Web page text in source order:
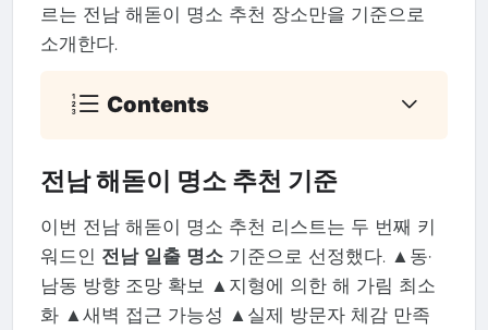
르는 전남 해돋이 명소 추천 장소만을 기준으로
소개한다.
Contents
전남 해돋이 명소 추천 기준
이번 전남 해돋이 명소 추천 리스트는 두 번째 키
워드인 전남 일출 명소기준으로 선정했다. ▲동·
남동 방향 조망 확보 ▲지형에 의한 해 가림 최소
화 ▲새벽 접근 가능성 ▲실제 방문자 체감 만족